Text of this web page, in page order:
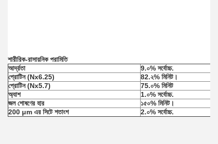
শারীরিক-রাসায়নিক পরামিতি
আর্দ্রতা
9.০% সর্বোচ্চ.
প্রোটিন (Nx6.25)
82.২% মিনিট।
প্রোটিন (Nx5.7)
75.০% মিনিট
অ্যাশ
1.০% সর্বোচ্চ.
জল শোষণের হার
১৫০% মিনিট।
200 μm এর সিটে শতাংশ
2.০% সর্বোচ্চ.